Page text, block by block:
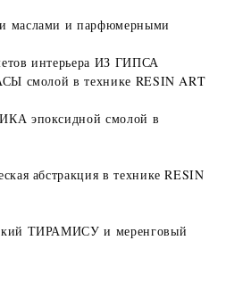
маслами и парфюмерными
интерьера ИЗ ГИПСА
смолой в технике RESIN ART
эпоксидной смолой в
абстракция в технике RESIN
ТИРАМИСУ и меренговый